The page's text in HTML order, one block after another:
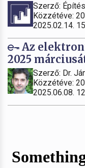
Szerző:
Közzétéve:
2025.02.14.
Az
2025
Szerző: Dr.
Közzétéve:
2025.06.08.